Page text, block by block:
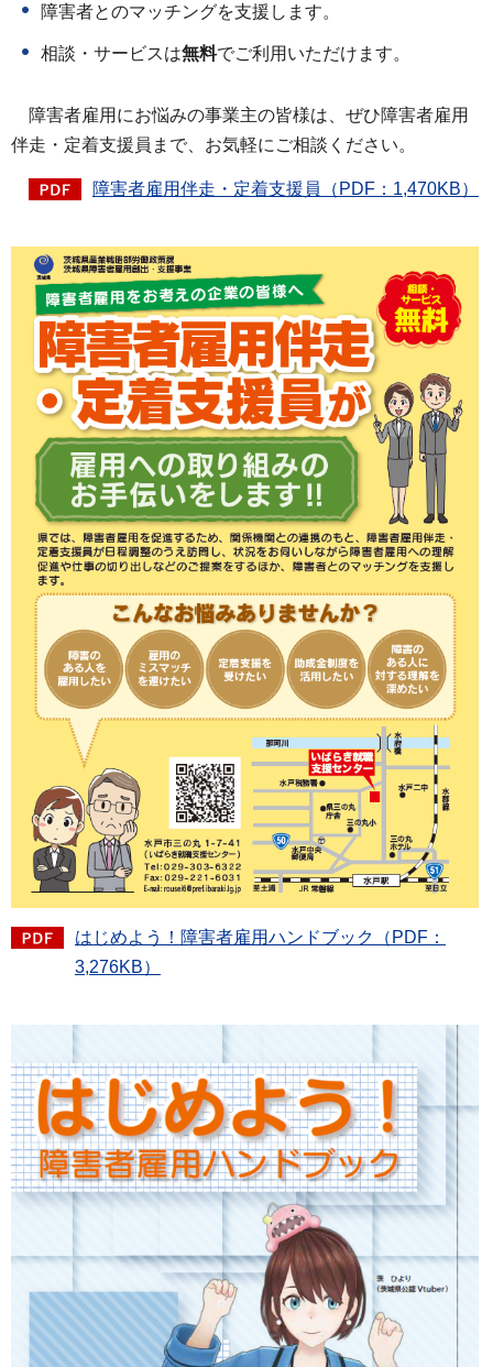
障害者とのマッチングを支援します。
相談・サービスは無料でご利用いただけます。
障害者雇用にお悩みの事業主の皆様は、ぜひ障害者雇用
伴走・定着支援員まで、お気軽にご相談ください。
障害者雇用伴走・定着支援員（PDF：1,470KB）
はじめよう！障害者雇用ハンドブック（PDF：
3,276KB）